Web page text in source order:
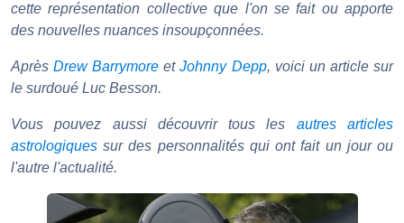
cette représentation collective que l'on se fait ou apporte
des nouvelles nuances insoupçonnées.
AprèsDrew Barrymore etJohnny Depp, voici un article sur
le surdoué Luc Besson.
Vous pouvez aussi découvrir tous les autres articles
astrologiques sur des personnalités qui ont fait un jour ou
l'autre l'actualité.